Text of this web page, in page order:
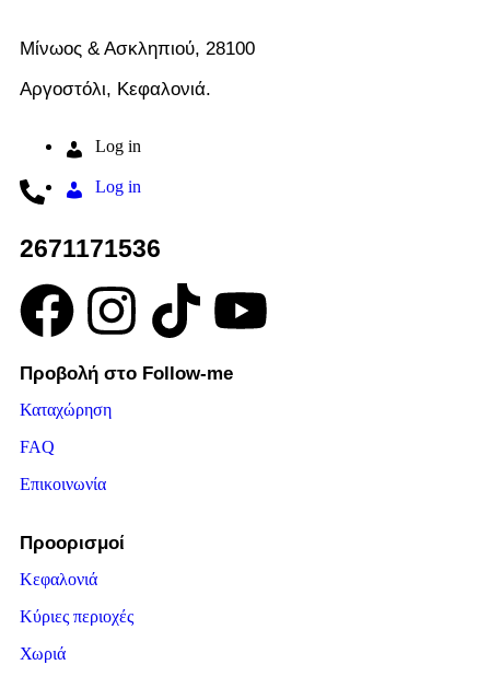
Μίνωος & Ασκληπιού, 28100
Αργοστόλι, Κεφαλονιά.
Log in
Log in
2671171536
Προβολή στο Follow-me
Καταχώρηση
FAQ
Επικοινωνία
Προορισμοί
Κεφαλονιά
Κύριες περιοχές
Χωριά